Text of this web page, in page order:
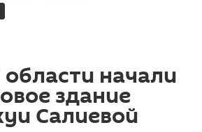
начали
здание
Салиевой